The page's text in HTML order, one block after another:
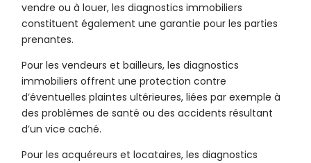
vendre ou à louer, les diagnostics immobiliers
constituent également une garantie pour les parties
prenantes.
Pour les vendeurs et bailleurs, les diagnostics
immobiliers offrent une protection contre
d’éventuelles plaintes ultérieures, liées par exemple à
des problèmes de santé ou des accidents résultant
d’un vice caché.
Pour les acquéreurs et locataires, les diagnostics